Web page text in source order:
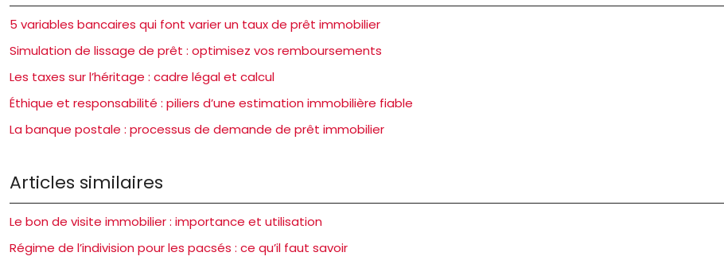
5 variables bancaires qui font varier un taux de prêt immobilier
Simulation de lissage de prêt : optimisez vos remboursements
Les taxes sur l’héritage : cadre légal et calcul
Éthique et responsabilité : piliers d’une estimation immobilière fiable
La banque postale : processus de demande de prêt immobilier
Articles similaires
Le bon de visite immobilier : importance et utilisation
Régime de l’indivision pour les pacsés : ce qu’il faut savoir